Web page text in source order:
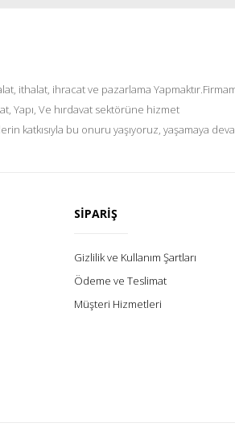
ithalat, ihracat ve pazarlama
Yapı, Ve hırdavat sektörüne hizmet
katkısıyla bu onuru yaşıyoruz, yaşamaya
SİPARİŞ
Gizlilik ve Kullanım Şartları
Ödeme ve Teslimat
Müşteri Hizmetleri